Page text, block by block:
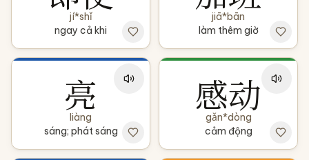
jí*shǐ
ngay cả khi
jiā*bān
làm thêm giờ
亮
liàng
sáng; phát sáng
感动
gǎn*dòng
cảm động